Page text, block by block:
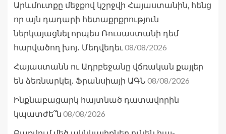
Արևմուտքը մեջքով կշրջվի Հայաստանին, հենց
որ այն դադարի հետաքրքրություն
ներկայացնել որպես Ռուսաստանի դեմ
հարվածող խոյ․ Մեդվեդեւ08/08/2026
Հայաստանն ու Ադրբեջանը վճռական քայլեր
են ձեռնարկել․ Ֆրանսիայի ԱԳՆ 08/08/2026
Ինքնաբացարկ հայտնած դատավորին
կպատժե՞ն 08/08/2026